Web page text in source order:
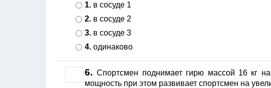
1. в сосуде 1
2. в сосуде 2
3. в сосуде 3
4. одинаково
6.Спортсмен поднимает гирю массой 16 кг
мощность при этом развивает спортсмен на